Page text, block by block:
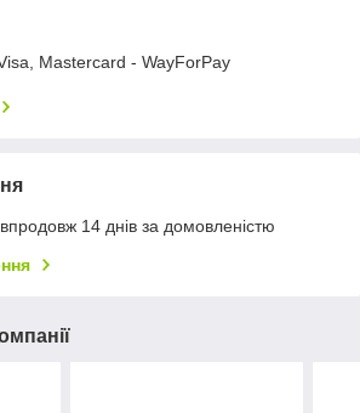
Mastercard - WayForPay
14 днів за домовленістю